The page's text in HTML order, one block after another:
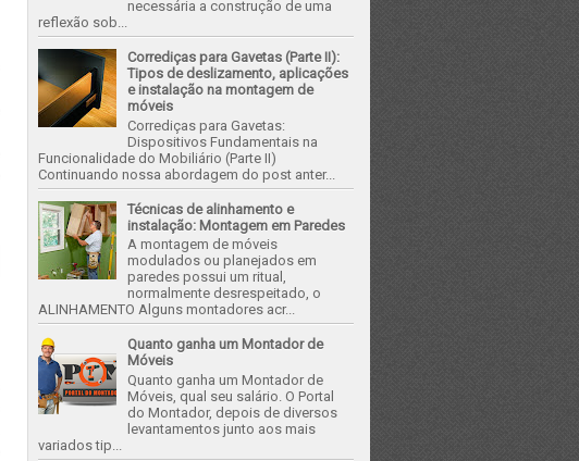
necessária a construção de uma
reflexão sob...
Corrediças para Gavetas (Parte II):
Tipos de deslizamento, aplicações
e instalação na montagem de
móveis
Corrediças para Gavetas:
Dispositivos Fundamentais na
Funcionalidade do Mobiliário (Parte II)
Continuando nossa abordagem do post anter...
Técnicas de alinhamento e
instalação: Montagem em Paredes
A montagem de móveis
modulados ou planejados em
paredes possui um ritual,
normalmente desrespeitado, o
ALINHAMENTO Alguns montadores acr...
Quanto ganha um Montador de
Móveis
Quanto ganha um Montador de
Móveis, qual seu salário. O Portal
do Montador, depois de diversos
levantamentos junto aos mais
variados tip...